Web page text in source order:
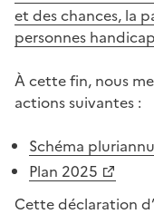
et des chances, la
personnes
À cette fin, nous
actions suivantes :
(Ouvre une
Schéma
(Ouvre une
Plan 2025
Cette déclaration